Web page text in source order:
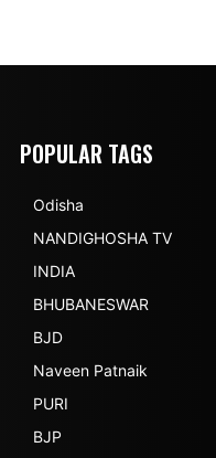
POPULAR TAGS
Odisha
NANDIGHOSHA TV
INDIA
BHUBANESWAR
BJD
Naveen Patnaik
PURI
BJP